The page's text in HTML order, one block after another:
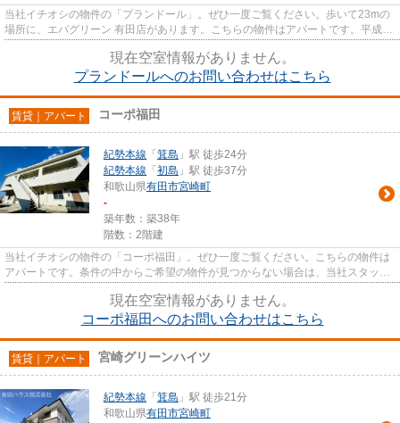
当社イチオシの物件の「プランドール」。ぜひ一度ご覧ください。歩いて23mの
場所に、エバグリーン 有田店があります。こちらの物件はアパートです。平成28
現在空室情報がありません。
プランドールへのお問い合わせはこちら
賃貸｜アパート コーポ福田
紀勢本線 「 箕島 」駅 徒歩24分
紀勢本線 「 初島 」駅 徒歩37分
和歌山県有田市宮崎町
-
築年数：築38年
階数：2階建
当社イチオシの物件の「コーポ福田」。ぜひ一度ご覧ください。こちらの物件は
アパートです。条件の中からご希望の物件が見つからない場合は、当社スタッフ
現在空室情報がありません。
コーポ福田へのお問い合わせはこちら
賃貸｜アパート 宮崎グリーンハイツ
紀勢本線 「 箕島 」駅 徒歩21分
和歌山県有田市宮崎町